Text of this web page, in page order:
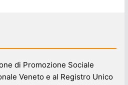
di Promozione Sociale
Veneto e al Registro Unico